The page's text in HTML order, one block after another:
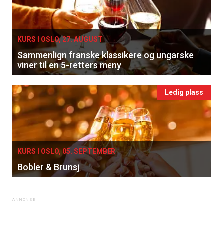
KURS I OSLO, 27. AUGUST
Sammenlign franske klassikere og ungarske
viner til en 5-retters meny
Ledig plass
KURS I OSLO, 05. SEPTEMBER
Bobler & Brunsj